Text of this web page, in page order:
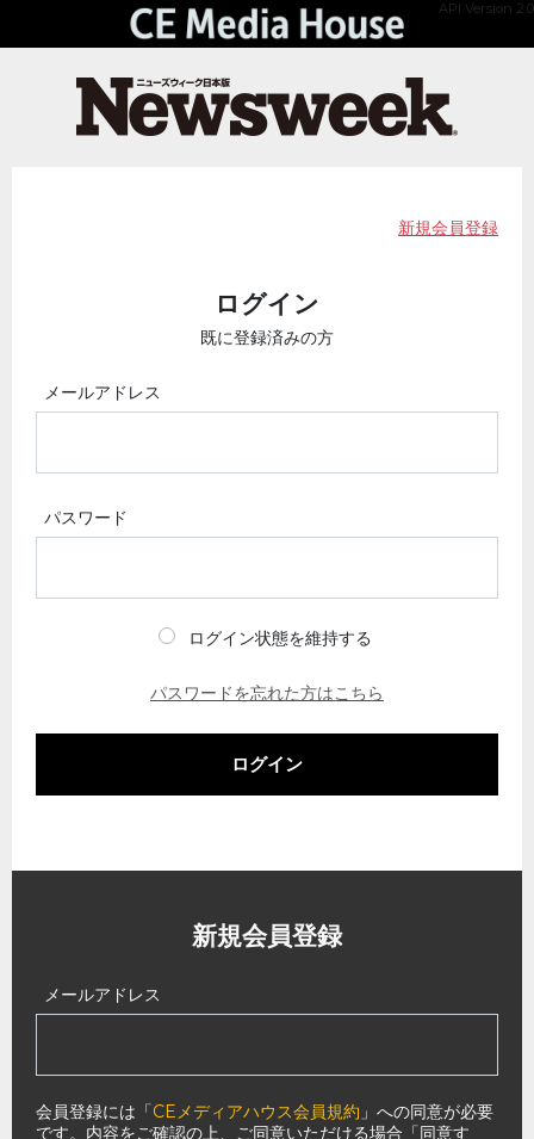
API Version 2.0
新規会員登録
ログイン
既に登録済みの方
メールアドレス
パスワード
ログイン状態を維持する
パスワードを忘れた方はこちら
ログイン
新規会員登録
メールアドレス
会員登録には「CEメディアハウス会員規約 」への同意が必要
です。内容をご確認の上、ご同意いただける場合「同意す